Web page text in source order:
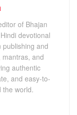
of Bhajan
devotional
publishing and
and
authentic
and easy-to-
the world.